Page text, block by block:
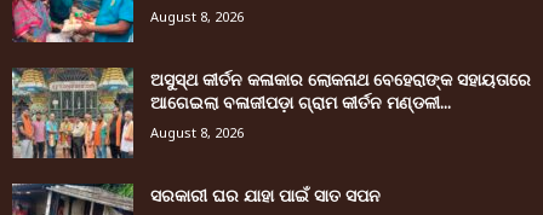
August 8, 2026
ଅସୁସ୍ଥ କୀର୍ତନ କଳାକାର ଲୋକନାଥ ବେହେରାଙ୍କ ସହାୟତାରେ
ଆଗେଇଲା ବଳାଜୀପଡ଼ା ଗ୍ରାମ କୀର୍ତନ ମଣ୍ଡଳୀ...
August 8, 2026
ସରକାରୀ ଘର ଯାହା ପାଇଁ ସାତ ସପନ